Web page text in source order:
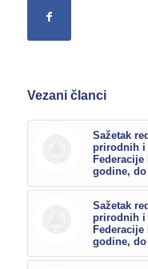
Vezani članci
Sažetak
prirodnih i
Federacije
godine, do
Sažetak
prirodnih i
Federacije
godine, do